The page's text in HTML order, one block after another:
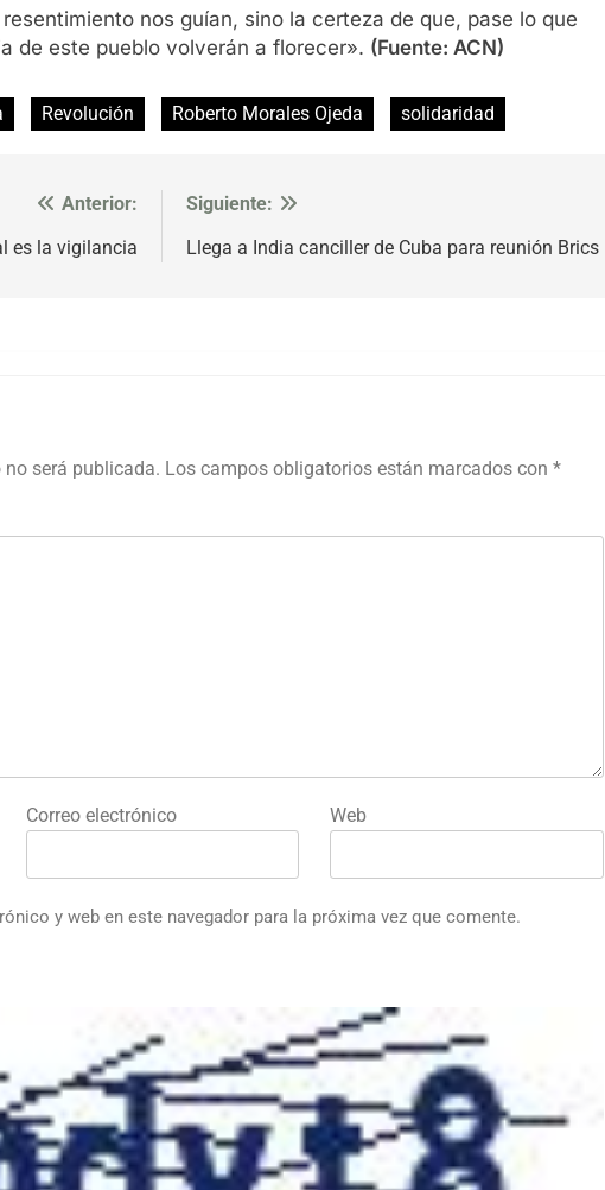
nos guían, sino la certeza de que, pase lo que
de este pueblo volverán a florecer». (Fuente: ACN)
Revolución Roberto Morales Ojeda solidaridad
Anterior:
es la vigilancia
Siguiente:
Llega a India canciller de Cuba para reunión Brics
será publicada. Los campos obligatorios están marcados con *
Correo electrónico Web
y web en este navegador para la próxima vez que comente.